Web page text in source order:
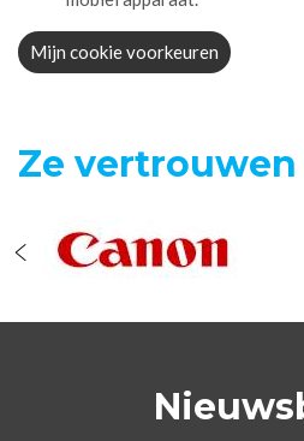
Mijn cookie voorkeuren
Ze vertrouwen